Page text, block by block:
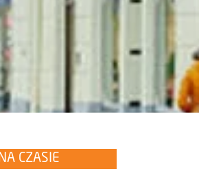
NA CZASIE